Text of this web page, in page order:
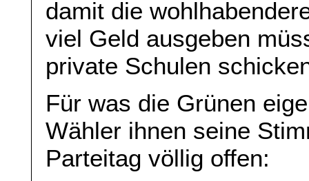
damit die
viel Geld ausgeben
private Schulen
Für was die Grünen
Wähler ihnen seine
Parteitag völlig offen: